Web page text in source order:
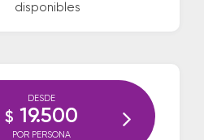
disponibles
DESDE
$ 19.500
POR PERSONA